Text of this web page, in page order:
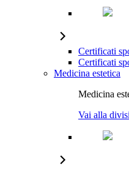
Certificati
Certificati
Medicina estetica
Medicina
Vai alla